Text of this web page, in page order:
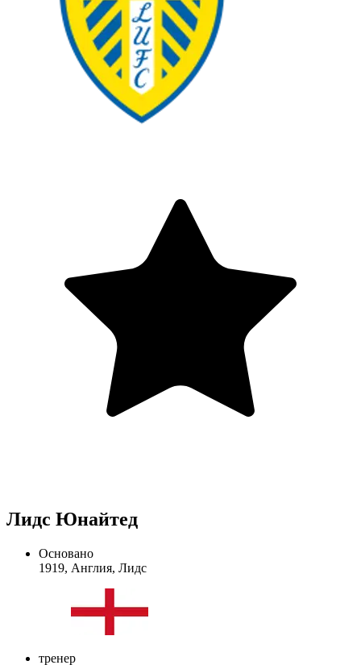
Лидс Юнайтед
Основано
1919, Англия, Лидс
тренер